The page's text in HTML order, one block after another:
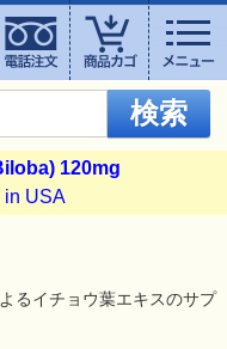
検索
120mg
in USA
るイチョウ葉エキスのサプ